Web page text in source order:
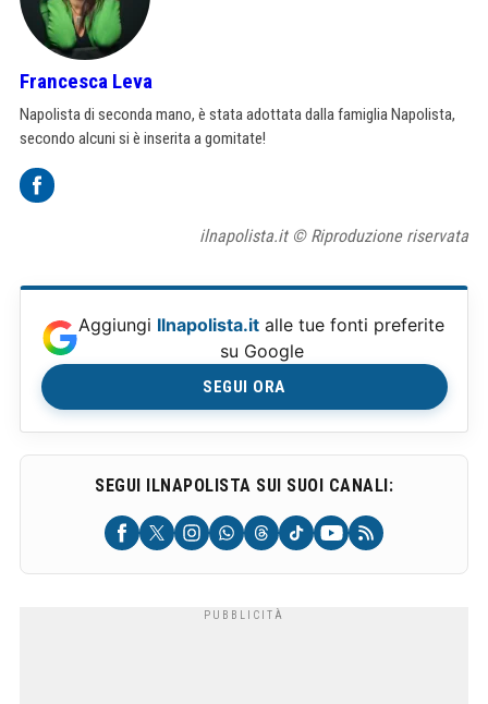
Francesca Leva
Napolista di seconda mano, è stata adottata dalla famiglia Napolista,
secondo alcuni si è inserita a gomitate!
ilnapolista.it © Riproduzione riservata
Aggiungi Ilnapolista.it alle tue fonti preferite
su Google
SEGUI ORA
SEGUI ILNAPOLISTA SUI SUOI CANALI: